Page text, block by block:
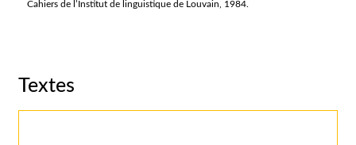
Cahiers de l’Institut de linguistique de Louvain, 1984.
Textes